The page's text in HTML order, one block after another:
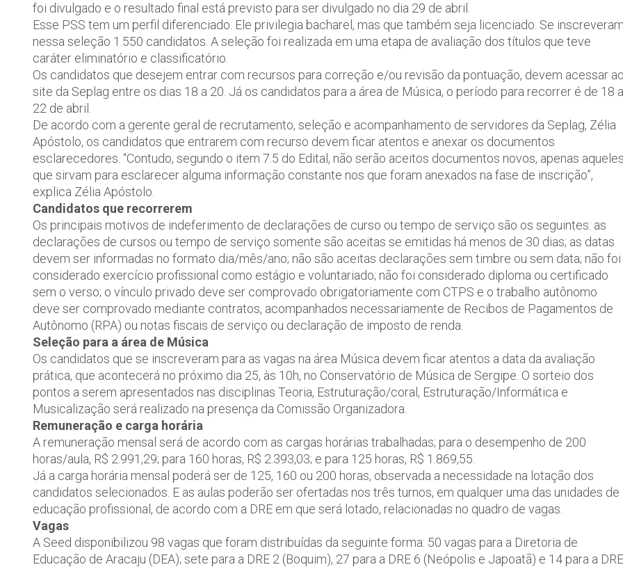
foi divulgado e o resultado final está previsto para ser divulgado no dia 29 de abril.
Esse PSS tem um perfil diferenciado. Ele privilegia bacharel, mas que também seja licenciado. Se
nessa seleção 1.550 candidatos. A seleção foi realizada em uma etapa de avaliação dos títulos que teve
caráter eliminatório e classificatório.
Os candidatos que desejem entrar com recursos para correção e/ou revisão da pontuação, devem acessar
site da Seplag entre os dias 18 a 20. Já os candidatos para a área de Música, o período para recorrer é de 18 a
22 de abril.
De acordo com a gerente geral de recrutamento, seleção e acompanhamento de servidores da Seplag, Zélia
Apóstolo, os candidatos que entrarem com recurso devem ficar atentos e anexar os documentos
esclarecedores. “Contudo, segundo o item 7.5 do Edital, não serão aceitos documentos novos, apenas
que sirvam para esclarecer alguma informação constante nos que foram anexados na fase de inscrição”,
explica Zélia Apóstolo.
Candidatos que recorrerem
Os principais motivos de indeferimento de declarações de curso ou tempo de serviço são os seguintes: as
declarações de cursos ou tempo de serviço somente são aceitas se emitidas há menos de 30 dias; as datas
devem ser informadas no formato dia/mês/ano; não são aceitas declarações sem timbre ou sem data; não foi
considerado exercício profissional como estágio e voluntariado; não foi considerado diploma ou certificado
sem o verso; o vínculo privado deve ser comprovado obrigatoriamente com CTPS e o trabalho autônomo
deve ser comprovado mediante contratos, acompanhados necessariamente de Recibos de Pagamentos de
Autônomo (RPA) ou notas fiscais de serviço ou declaração de imposto de renda.
Seleção para a área de Música
Os candidatos que se inscreveram para as vagas na área Música devem ficar atentos a data da avaliação
prática, que acontecerá no próximo dia 25, às 10h, no Conservatório de Música de Sergipe. O sorteio dos
pontos a serem apresentados nas disciplinas Teoria, Estruturação/coral, Estruturação/Informática e
Musicalização será realizado na presença da Comissão Organizadora.
Remuneração e carga horária
A remuneração mensal será de acordo com as cargas horárias trabalhadas; para o desempenho de 200
horas/aula, R$ 2.991,29; para 160 horas, R$ 2.393,03; e para 125 horas, R$ 1.869,55.
Já a carga horária mensal poderá ser de 125, 160 ou 200 horas, observada a necessidade na lotação dos
candidatos selecionados. E as aulas poderão ser ofertadas nos três turnos, em qualquer uma das unidades de
educação profissional, de acordo com a DRE em que será lotado, relacionadas no quadro de vagas.
Vagas
A Seed disponibilizou 98 vagas que foram distribuídas da seguinte forma: 50 vagas para a Diretoria de
Educação de Aracaju (DEA); sete para a DRE 2 (Boquim), 27 para a DRE 6 (Neópolis e Japoatã) e 14 para a DRE